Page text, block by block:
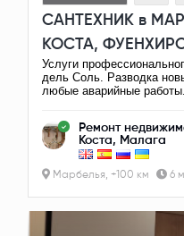
САНТЕХНИК в
КОСТА,
Услуги
дель Соль. Разводка
любые аварийные работы.
Ремонт
Коста, Малага
Марбелья, +100 км 6